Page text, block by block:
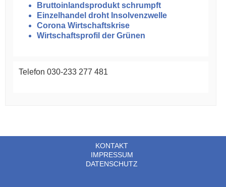
Bruttoinlandsprodukt schrumpft
Einzelhandel droht Insolvenzwelle
Corona Wirtschaftskrise
Wirtschaftsprofil der Grünen
Telefon 030-233 277 481
KONTAKT
IMPRESSUM
DATENSCHUTZ